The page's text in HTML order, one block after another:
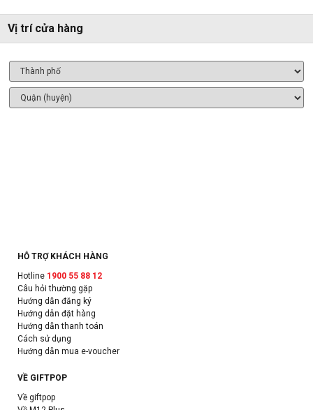
Vị trí cửa hàng
HỖ TRỢ KHÁCH HÀNG
Hotline 1900 55 88 12
Câu hỏi thường gặp
Hướng dẫn đăng ký
Hướng dẫn đặt hàng
Hướng dẫn thanh toán
Cách sử dụng
Hướng dẫn mua e-voucher
VỀ GIFTPOP
Về giftpop